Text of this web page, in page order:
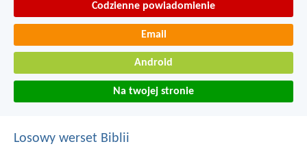
Codzienne powiadomienie
Email
Android
Na twojej stronie
Losowy werset Biblii